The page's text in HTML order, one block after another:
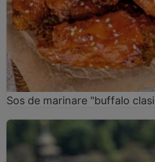
Sos de marinare "buffalo